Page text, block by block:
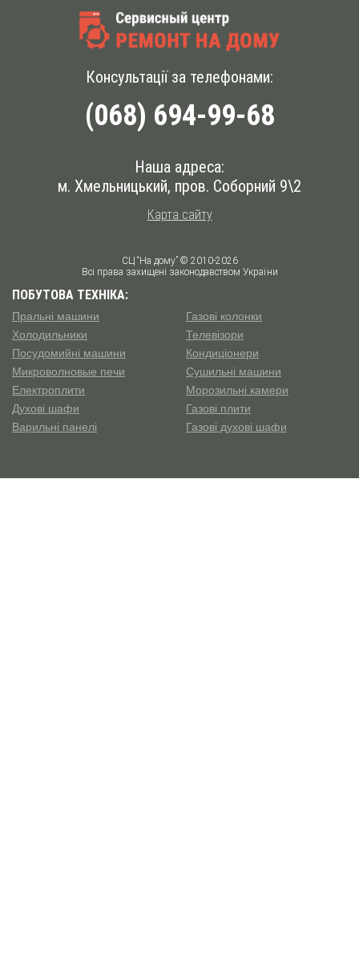
Консультації за телефонами:
(068) 694-99-68
Наша адреса:
м. Хмельницький, пров. Соборний 9\2
Карта сайту
СЦ “На дому” © 2010-2026
Всі права захищені законодавством України
ПОБУТОВА ТЕХНІКА:
Пральні машини
Холодильники
Посудомийні машини
Микроволновые печи
Електроплити
Духові шафи
Варильні панелі
Газові колонки
Телевізори
Кондиціонери
Сушильні машини
Морозильні камери
Газові плити
Газові духові шафи